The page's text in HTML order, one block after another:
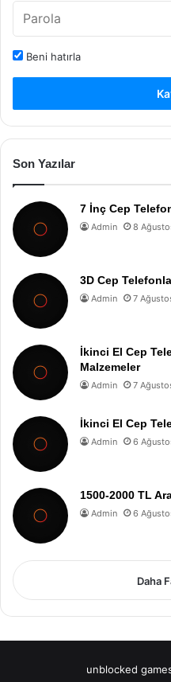
Beni hatırla
Son Yazılar
7 İnç Cep
Admin 8
3D Cep
Admin 7
İkinci El Cep
Malzemeler
Admin 7
İkinci El Cep
Admin 6
1500-2000 TL
Admin 6
Daha
unblocked